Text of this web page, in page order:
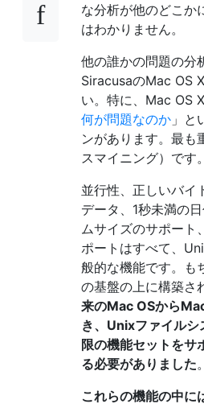
な分析が他のどこか
はわかりません。
他の誰かの問題の分
SiracusaのMac OS
い。特に、Mac OS
何が問題なのか 」と
ンがあります。最も
スマイニング）です。
並行性、正しいバイ
データ、1秒未満の
ムサイズのサポート
ポートはすべて、
般的な機能です。も
の基盤の上に構築さ
来のMac OSから
き、Unixファイル
限の機能セットをサ
る必要がありました。
これらの機能の中に